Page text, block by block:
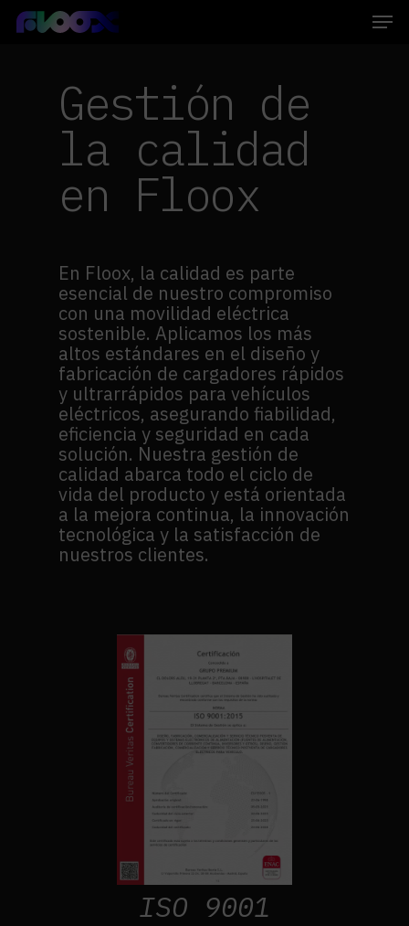
Skip
Gestión de
la calidad
en Floox
En Floox, la calidad es parte
esencial de nuestro compromiso
con una movilidad eléctrica
sostenible. Aplicamos los más
altos estándares en el diseño y
fabricación de cargadores rápidos
y ultrarrápidos para vehículos
eléctricos, asegurando fiabilidad,
eficiencia y seguridad en cada
solución. Nuestra gestión de
calidad abarca todo el ciclo de
vida del producto y está orientada
a la mejora continua, la innovación
tecnológica y la satisfacción de
nuestros clientes.
ISO 9001